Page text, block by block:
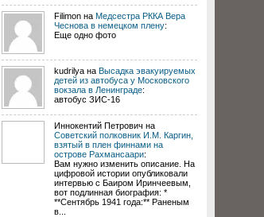
Filimon на Медсестра РККА Вера
Чеснова в немецком плену:
Еще одно фото
kudrilya на Высадка эвакуируемых
детей из автобуса у Московского
вокзала в Ленинграде:
автобус ЗИС-16
Иннокентий Петрович на
Советский полковник И.М. Каргин,
взятый в плен финнами на
острове Рахмансаари:
Вам нужно изменить описание. На
цифровой истории опубликовали
интервью с Баиром Иринчеевым,
вот подлинная биография: *
**Сентябрь 1941 года:** Раненым
в...